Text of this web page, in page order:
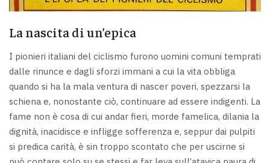
La nascita di un’epica
I pionieri italiani del ciclismo furono uomini comuni temprati
dalle rinunce e dagli sforzi immani a cui la vita obbliga
quando si ha la mala ventura di nascer poveri, spezzarsi la
schiena e, nonostante ciò, continuare ad essere indigenti. La
fame non è cosa di cui andar fieri, morde famelica, dilania la
dignità, inacidisce e infligge sofferenza e, seppur dai pulpiti
si predica carità, è sin troppo scontato che per uscirne si